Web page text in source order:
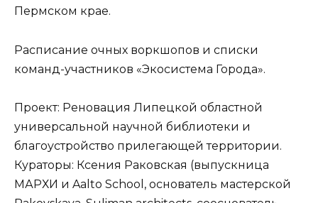
Пермском крае.
Расписание очных воркшопов и списки
команд-участников «Экосистема Города».
Проект: Реновация Липецкой областной
универсальной научной библиотеки и
благоустройство прилегающей территории.
Кураторы: Ксения Раковская (выпускница
МАРХИ и Aalto School, основатель мастерской